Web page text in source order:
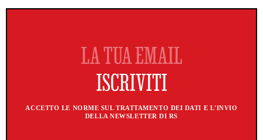
ACCETTO LE NORME SUL TRATTAMENTO DEI DATI E L'INVIO
DELLA NEWSLETTER DI RS